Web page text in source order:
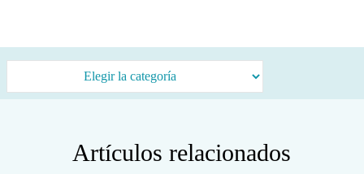
Artículos relacionados